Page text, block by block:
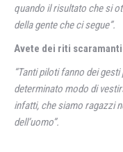
quando il risultato che si
della gente che ci segue”.
Avete dei riti
“Tanti piloti fanno dei
determinato modo di
infatti, che siamo ragazzi
dell’uomo”.